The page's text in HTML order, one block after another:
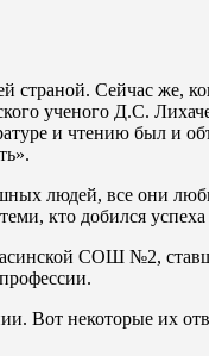
Сейчас же,
ученого Д.С.
и чтению был и
людей, все они
кто добился
СОШ №2,
Вот некоторые их